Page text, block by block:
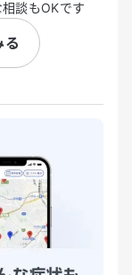
談もOKです
る